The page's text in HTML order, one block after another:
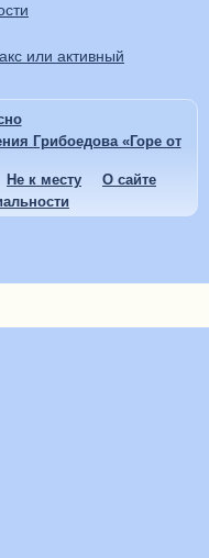
или активный
Грибоедова «Горе от
Не к месту
О сайте